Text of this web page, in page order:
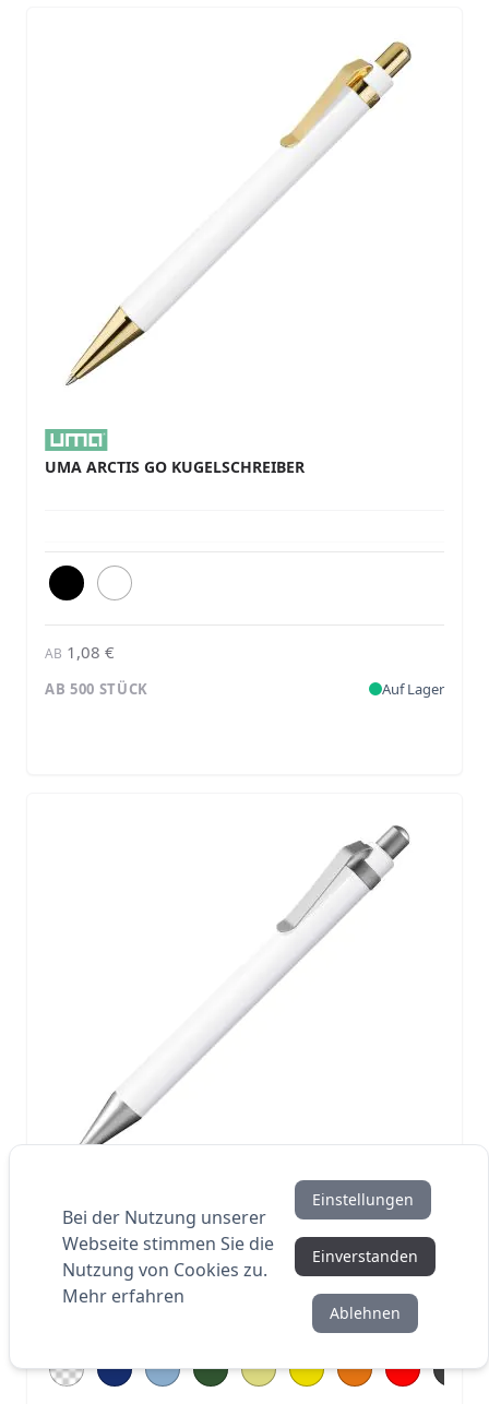
UMA ARCTIS GO KUGELSCHREIBER
AB 1,08 €
AB 500 STÜCK Auf Lager
UMA ARCTIS B KUGELSCHREIBER
Bei der Nutzung unserer
Webseite stimmen Sie die
Nutzung von Cookies zu.
Mehr erfahren
Einstellungen
Einverstanden
Ablehnen